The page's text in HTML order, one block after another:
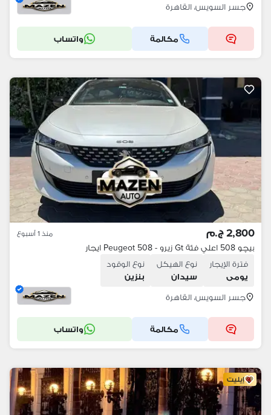
جسر السويس، القاهرة
مكالمة واتساب
2,800 ج.م منذ 1 أسبوع
بيچو 508 اعلي فئة Gt زيرو - Peugeot 508 ايجار
فترة الإيجار
يومى
نوع الهيكل
سيدان
نوع الوقود
بنزين
جسر السويس، القاهرة
مكالمة واتساب
إيليت